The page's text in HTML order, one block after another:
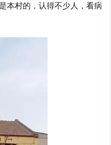
本村的，认得不少人，看病